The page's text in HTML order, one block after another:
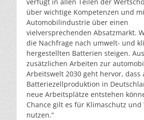
über wichtige Kompetenzen und
Automobilindustrie über einen
vielversprechenden Absatzmarkt.
die Nachfrage nach umwelt- und
hergestellten Batterien steigen.
zusätzlichen Arbeiten zur
Arbeitswelt 2030 geht hervor,
Batteriezellproduktion in
neue Arbeitsplätze entstehen
Chance gilt es für Klimaschutz
nutzen.“